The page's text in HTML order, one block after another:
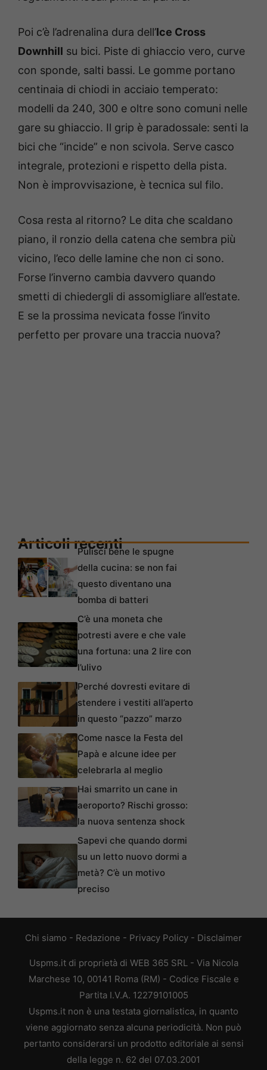
Poi c’è l’adrenalina dura dell’Ice Cross
Downhill su bici. Piste di ghiaccio vero, curve
con sponde, salti bassi. Le gomme portano
centinaia di chiodi in acciaio temperato:
modelli da 240, 300 e oltre sono comuni nelle
gare su ghiaccio. Il grip è paradossale: senti la
bici che “incide” e non scivola. Serve casco
integrale, protezioni e rispetto della pista.
Non è improvvisazione, è tecnica sul filo.
Cosa resta al ritorno? Le dita che scaldano
piano, il ronzio della catena che sembra più
vicino, l’eco delle lamine che non ci sono.
Forse l’inverno cambia davvero quando
smetti di chiedergli di assomigliare all’estate.
E se la prossima nevicata fosse l’invito
perfetto per provare una traccia nuova?
Articoli recentiPulisci bene le spugne
della cucina: se non fai
questo diventano una
bomba di batteri
C’è una moneta che
potresti avere e che vale
una fortuna: una 2 lire con
l’ulivo
Perché dovresti evitare di
stendere i vestiti all’aperto
in questo “pazzo” marzo
Come nasce la Festa del
Papà e alcune idee per
celebrarla al meglio
Hai smarrito un cane in
aeroporto? Rischi grosso:
la nuova sentenza shock
Sapevi che quando dormi
su un letto nuovo dormi a
metà? C’è un motivo
preciso
Chi siamo - Redazione - Privacy Policy - Disclaimer
Uspms.it di proprietà di WEB 365 SRL - Via Nicola
Marchese 10, 00141 Roma (RM) - Codice Fiscale e
Partita I.V.A. 12279101005
Uspms.it non è una testata giornalistica, in quanto
viene aggiornato senza alcuna periodicità. Non può
pertanto considerarsi un prodotto editoriale ai sensi
della legge n. 62 del 07.03.2001